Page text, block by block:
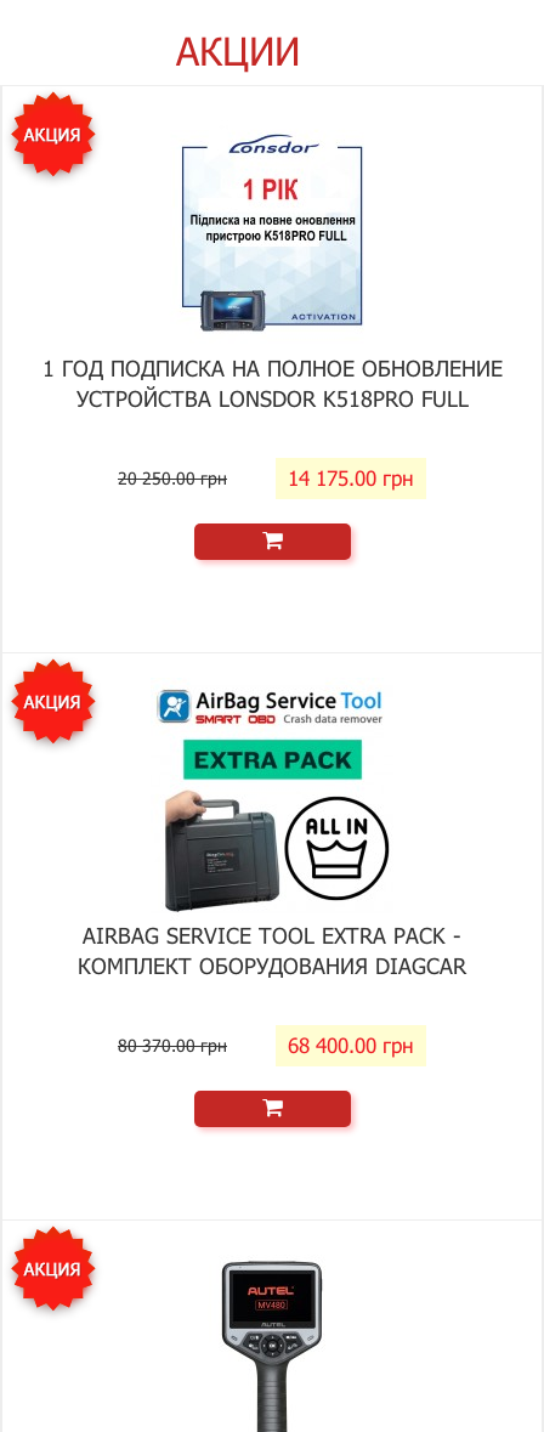
АКЦИИ
1 ГОД ПОДПИСКА НА ПОЛНОЕ ОБНОВЛЕНИЕ
УСТРОЙСТВА LONSDOR K518PRO FULL
20 250.00 грн 14 175.00 грн
AIRBAG SERVICE TOOL EXTRA PACK -
КОМПЛЕКТ ОБОРУДОВАНИЯ DIAGCAR
80 370.00 грн 68 400.00 грн